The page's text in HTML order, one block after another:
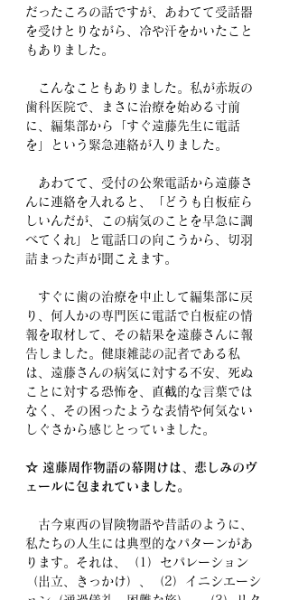
だったころの話ですが、あわてて受話器
を受けとりながら、冷や汗をかいたこと
もありました。
こんなこともありました。私が赤坂の
歯科医院で、まさに治療を始める寸前
に、編集部から「すぐ遠藤先生に電話
を」という緊急連絡が入りました。
あわてて、受付の公衆電話から遠藤さ
んに連絡を入れると、「どうも白板症ら
しいんだが、この病気のことを早急に調
べてくれ」と電話口の向こうから、切羽
詰まった声が聞こえます。
すぐに歯の治療を中止して編集部に戻
り、何人かの専門医に電話で白板症の情
報を取材して、その結果を遠藤さんに報
告しました。健康雑誌の記者である私
は、遠藤さんの病気に対する不安、死ぬ
ことに対する恐怖を、直截的な言葉では
なく、その困ったような表情や何気ない
しぐさから感じとっていました。
☆ 遠藤周作物語の幕開けは、悲しみのヴ
ェールに包まれていました。
古今東西の冒険物語や昔話のように、
私たちの人生には典型的なパターンがあ
ります。それは、（1）セパレーション
（出立、きっかけ）、（2）イニシエーシ